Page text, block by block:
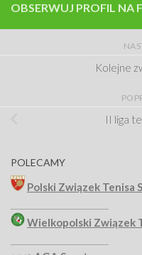
OBSERWUJ PROFIL NA
Kolejne
II liga
POLECAMY
Polski Związek Tenisa
Wielkopolski Związek